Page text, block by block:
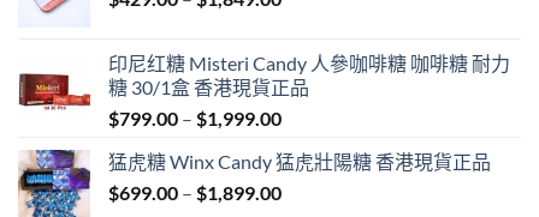
through
$1,849.00
印尼红糖 Misteri Candy 人參咖啡糖 咖啡糖 耐力
糖 30/1盒 香港現貨正品
$799.00 – $1,999.00Price
$799.00
through
猛虎糖 Winx Candy 猛虎壯陽糖 香港現貨正品
$699.00 – $1,899.00Price